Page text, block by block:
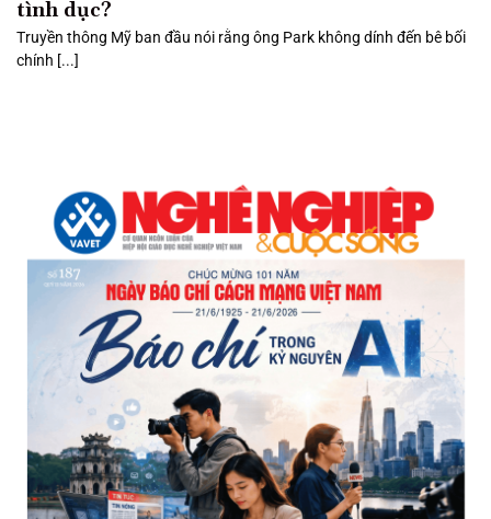
tình dục?
Truyền thông Mỹ ban đầu nói rằng ông Park không dính đến bê bối
chính [...]